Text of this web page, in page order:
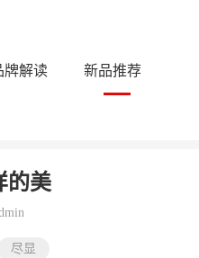
牌解读 新品推荐
彩点评
的美
尽显